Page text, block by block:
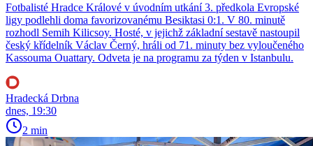
Fotbalisté Hradce Králové v úvodním utkání 3. předkola Evropské
ligy podlehli doma favorizovanému Besiktasi 0:1. V 80. minutě
rozhodl Semih Kilicsoy. Hosté, v jejichž základní sestavě nastoupil
český křídelník Václav Černý, hráli od 71. minuty bez vyloučeného
Kassouma Ouattary. Odveta je na programu za týden v Istanbulu.
Hradecká Drbna
dnes, 19:30
2 min